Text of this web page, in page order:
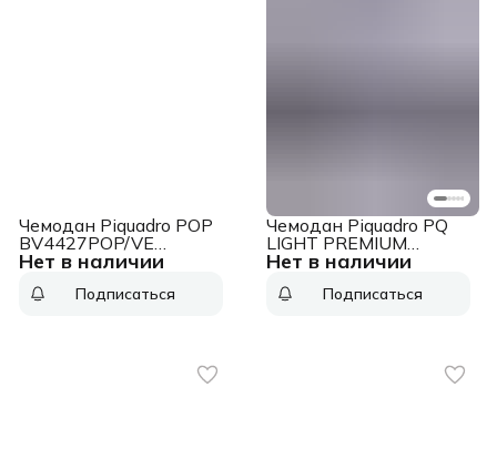
Нет в наличии
Чемодан Piquadro POP
BV4427POP/VE
46x69x27см 67л.
алюм. зеленый глянц.
Подписаться
Нет в наличии
Чемодан Piquadro PQ
LIGHT PREMIUM
(BV4425PQLP/GRN)
2.8кг. поликарбонат/
Подписаться